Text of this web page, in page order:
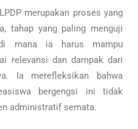
merupakan proses yang
tahap yang paling menguji
mana ia harus mampu
relevansi dan dampak dari
Ia merefleksikan bahwa
bergengsi ini tidak
administratif semata.